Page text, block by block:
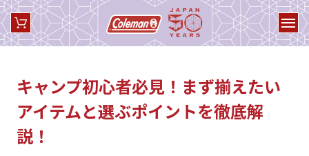
キャンプ初心者必見！まず揃えたい
アイテムと選ぶポイントを徹底解
説！